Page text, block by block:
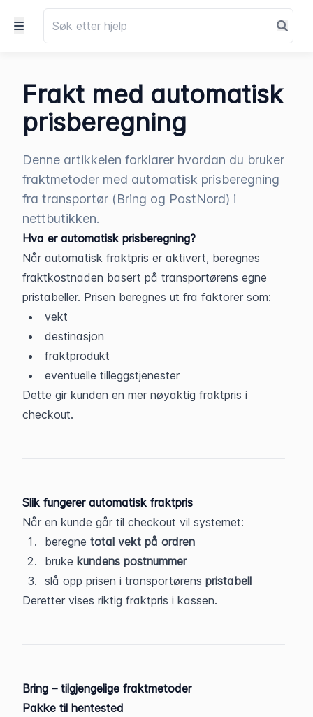
Frakt med automatisk
prisberegning
Denne artikkelen forklarer hvordan du bruker
fraktmetoder med automatisk prisberegning
fra transportør (Bring og PostNord) i
nettbutikken.
Hva er automatisk prisberegning?
Når automatisk fraktpris er aktivert, beregnes
fraktkostnaden basert på transportørens egne
pristabeller. Prisen beregnes ut fra faktorer som:
vekt
destinasjon
fraktprodukt
eventuelle tilleggstjenester
Dette gir kunden en mer nøyaktig fraktpris i
checkout.
Slik fungerer automatisk fraktpris
Når en kunde går til checkout vil systemet:
beregne total vekt på ordren
bruke kundens postnummer
slå opp prisen i transportørens pristabell
Deretter vises riktig fraktpris i kassen.
Bring – tilgjengelige fraktmetoder
Pakke til hentested